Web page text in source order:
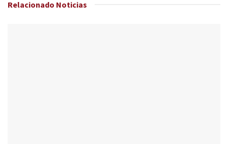
Relacionado Noticias